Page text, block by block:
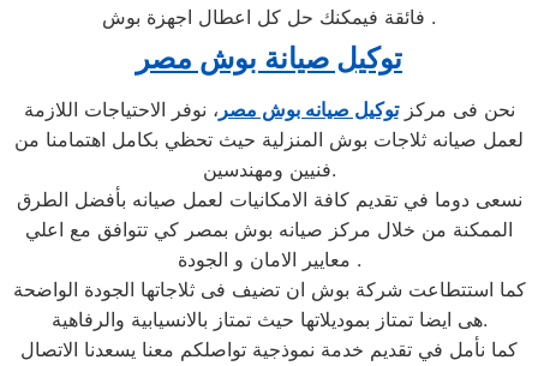
فائقة فيمكنك حل كل اعطال اجهزة بوش .
توكيل صيانة بوش مصر
نحن فى مركزتوكيل صيانه بوش مصر ، نوفر الاحتياجات اللازمة
لعمل صيانه ثلاجات بوش المنزلية حيث تحظي بكامل اهتمامنا من
فنيين ومهندسين.
نسعى دوما في تقديم كافة الامكانيات لعمل صيانه بأفضل الطرق
الممكنة من خلال مركز صيانه بوش بمصر كي تتوافق مع اعلي
معايير الامان و الجودة .
كما استتطاعت شركة بوش ان تضيف فى ثلاجاتها الجودة الواضحة
هى ايضا تمتاز بموديلاتها حيث تمتاز بالانسيابية والرفاهية.
كما نأمل في تقديم خدمة نموذجية تواصلكم معنا يسعدنا الاتصال